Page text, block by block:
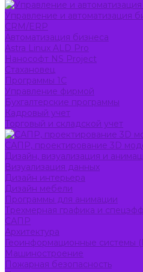
Управление и автоматизация
CRM/ERP
Автоматизация бизнеса
Astra Linux ALD Pro
Нанософт NS Project
Стахановец
Программы 1С
Управление фирмой
Бухгалтерские программы
Кадровый учет
Торговый и складской учет
САПР, проектирование 3D
Дизайн, визуализация и
Визуализация данных
Дизайн интерьера
Дизайн мебели
Программы для анимации
Трехмерная графика и
САПР
Архитектура
Геоинформационные системы
Машиностроение
Пожарная безопасность